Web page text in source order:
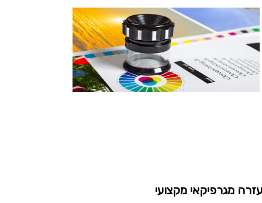
עזרה מגרפיקאי מקצועי